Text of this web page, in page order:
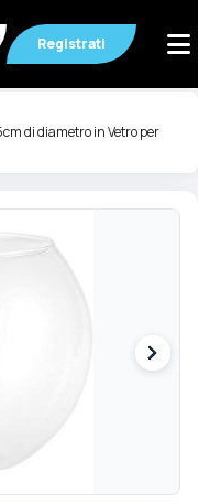
Registrati
di diametro in Vetro per
Vai